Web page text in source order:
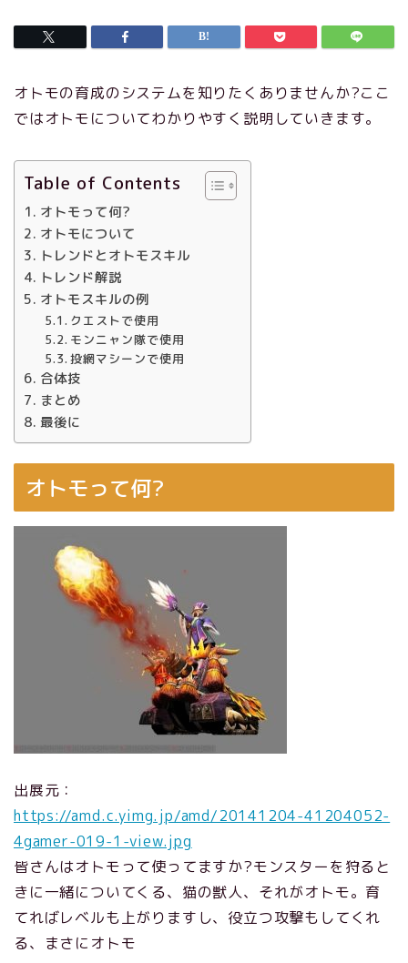
オトモの育成のシステムを知りたくありませんか?ここ
ではオトモについてわかりやすく説明していきます。
Table of Contents
オトモって何?
オトモについて
トレンドとオトモスキル
トレンド解説
オトモスキルの例
クエストで使用
モンニャン隊で使用
投網マシーンで使用
合体技
まとめ
最後に
オトモって何?
出展元：
https://amd.c.yimg.jp/amd/20141204-41204052-
4gamer-019-1-view.jpg
皆さんはオトモって使ってますか?モンスターを狩ると
きに一緒についてくる、猫の獣人、それがオトモ。育
てればレベルも上がりますし、役立つ攻撃もしてくれ
る、まさにオトモ